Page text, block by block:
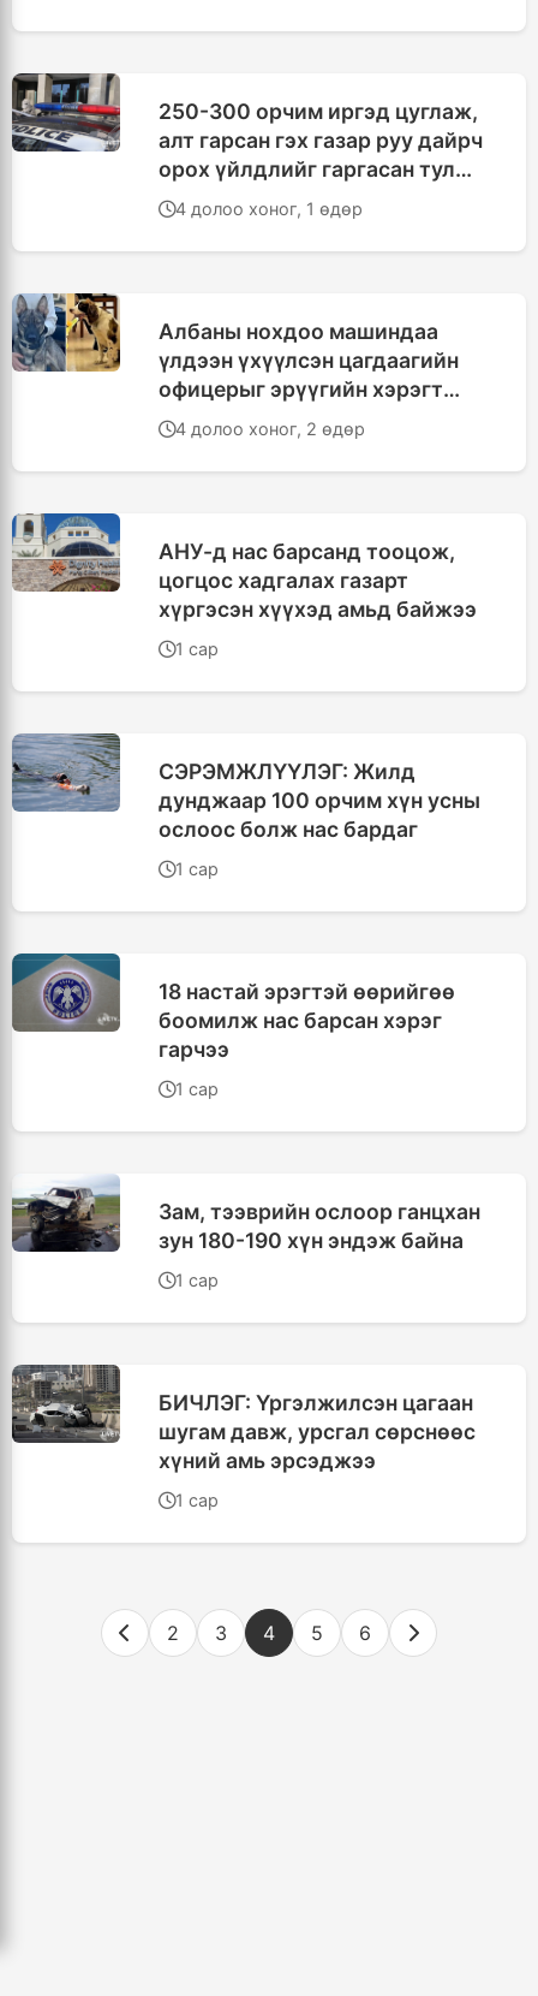
250-300 орчим иргэд цуглаж,
алт гарсан гэх газар руу дайрч
орох үйлдлийг гаргасан тул
хийн буугаар бууджээ
4 долоо хоног, 1 өдөр
Албаны нохдоо машиндаа
үлдээн үхүүлсэн цагдаагийн
офицерыг эрүүгийн хэрэгт
татжээ
4 долоо хоног, 2 өдөр
АНУ-д нас барсанд тооцож,
цогцос хадгалах газарт
хүргэсэн хүүхэд амьд байжээ
1 сар
СЭРЭМЖЛҮҮЛЭГ: Жилд
дунджаар 100 орчим хүн усны
ослоос болж нас бардаг
1 сар
18 настай эрэгтэй өөрийгөө
боомилж нас барсан хэрэг
гарчээ
1 сар
Зам, тээврийн ослоор ганцхан
зун 180-190 хүн эндэж байна
1 сар
БИЧЛЭГ: Үргэлжилсэн цагаан
шугам давж, урсгал сөрснөөс
хүний амь эрсэджээ
1 сар
2 3 4 5 6